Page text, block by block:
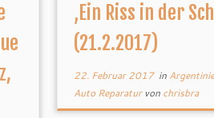
‚Ein Riss in der
(21.2.2017)
22. Februar 2017in
Auto Reparatur von chrisbra